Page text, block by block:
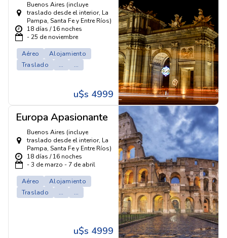
Buenos Aires (incluye
traslado desde el interior, La
Pampa, Santa Fe y Entre Ríos)
18 días / 16 noches
- 25 de noviembre
Aéreo
Alojamiento
Traslado
... ...
u$s 4999
Europa Apasionante
Buenos Aires (incluye
traslado desde el interior, La
Pampa, Santa Fe y Entre Ríos)
18 días / 16 noches
- 3 de marzo - 7 de abril
Aéreo
Alojamiento
Traslado
... ...
u$s 4999